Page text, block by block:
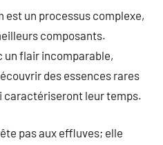
est un processus complexe,
composants.
un flair incomparable,
des essences rares
caractériseront leur temps.
pas aux effluves; elle